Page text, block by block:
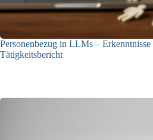
Personenbezug in LLMs –
Tätigkeitsbericht